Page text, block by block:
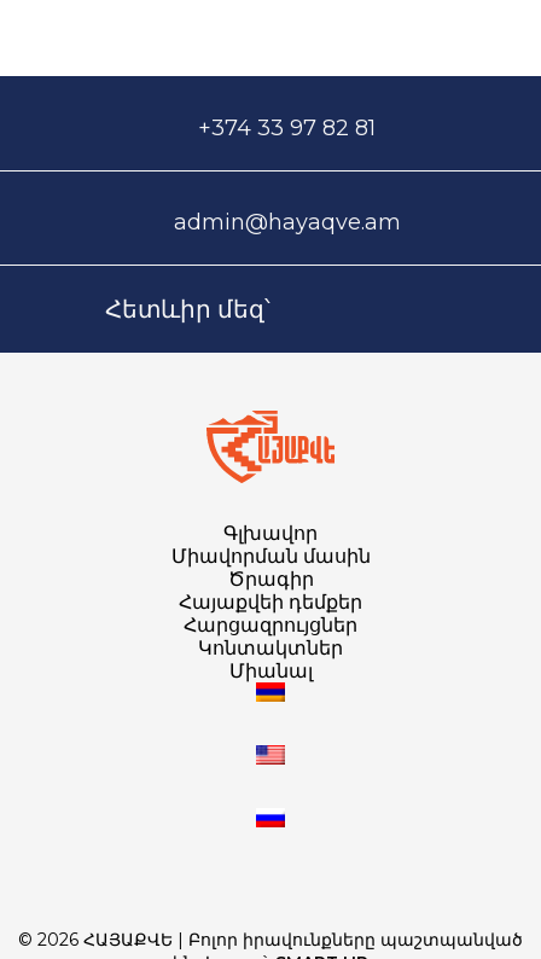
+374 33 97 82 81
admin@hayaqve.am
Հետևիր մեզ՝
Գլխավոր
Միավորման մասին
Ծրագիր
Հայաքվեի դեմքեր
Հարցազրույցներ
Կոնտակտներ
Միանալ
© 2026 ՀԱՅԱՔՎԵ | Բոլոր իրավունքները պաշտպանված